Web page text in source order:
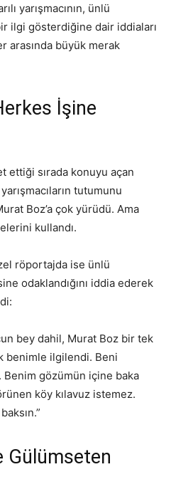
yarışmacının, ünlü
ilgi gösterdiğine dair iddiaları
arasında büyük merak
İşine
ettiği sırada konuyu açan
tutumunu
Boz’a çok yürüdü. Ama
kullandı.
röportajda ise ünlü
odaklandığını iddia ederek
bey dahil, Murat Boz bir tek
benimle ilgilendi. Beni
Benim gözümün içine baka
köy kılavuz istemez.
Gülümseten